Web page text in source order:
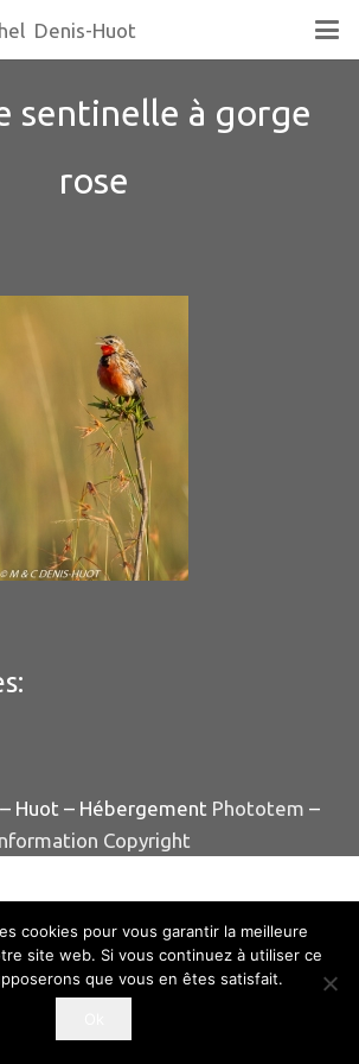
Denis-Huot
sentinelle à gorge
rose
Huot – Hébergement Phototem –
Copyright
cookies pour vous garantir la meilleure
site web. Si vous continuez à utiliser ce
que vous en êtes satisfait.